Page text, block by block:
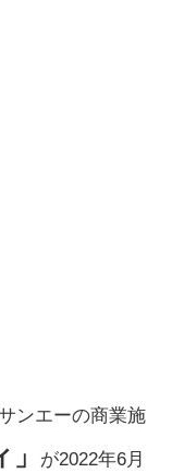
ンエーの商業施
が2022年6月